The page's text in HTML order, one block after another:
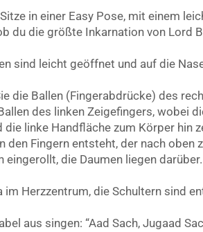
in einer Easy Pose, mit einem
du die größte Inkarnation von Lord
sind leicht geöffnet und auf die
die Ballen (Fingerabdrücke) des
des linken Zeigefingers, wobei
die linke Handfläche zum Körper hin
den Fingern entsteht, der nach oben
eingerollt, die Daumen liegen darüber.
im Herzzentrum, die Schultern sind
aus singen: “Aad Sach, Jugaad